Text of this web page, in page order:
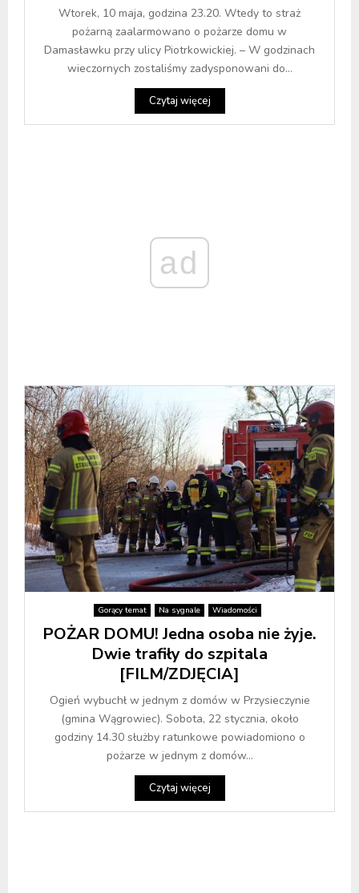
Wtorek, 10 maja, godzina 23.20. Wtedy to straż
pożarną zaalarmowano o pożarze domu w
Damasławku przy ulicy Piotrkowickiej. – W godzinach
wieczornych zostaliśmy zadysponowani do...
Czytaj więcej
ad
Gorący temat Na sygnale Wiadomości
POŻAR DOMU! Jedna osoba nie żyje.
Dwie trafiły do szpitala
[FILM/ZDJĘCIA]
Ogień wybuchł w jednym z domów w Przysieczynie
(gmina Wągrowiec). Sobota, 22 stycznia, około
godziny 14.30 służby ratunkowe powiadomiono o
pożarze w jednym z domów...
Czytaj więcej